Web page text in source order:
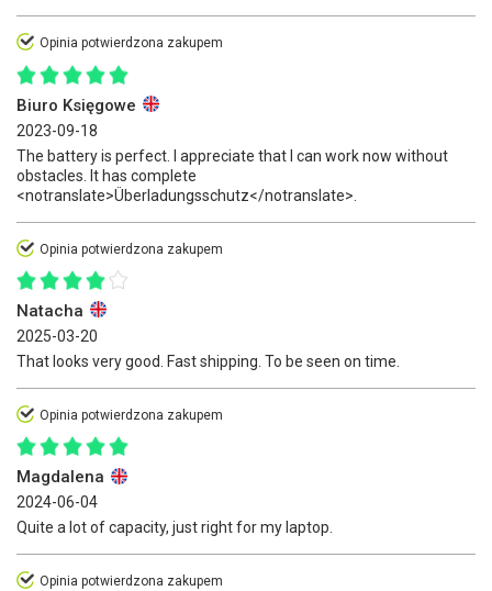
Opinia potwierdzona zakupem
Biuro Księgowe
2023-09-18
The battery is perfect. I appreciate that I can work now without
obstacles. It has complete
<notranslate>Überladungsschutz</notranslate>.
Opinia potwierdzona zakupem
Natacha
2025-03-20
That looks very good. Fast shipping. To be seen on time.
Opinia potwierdzona zakupem
Magdalena
2024-06-04
Quite a lot of capacity, just right for my laptop.
Opinia potwierdzona zakupem